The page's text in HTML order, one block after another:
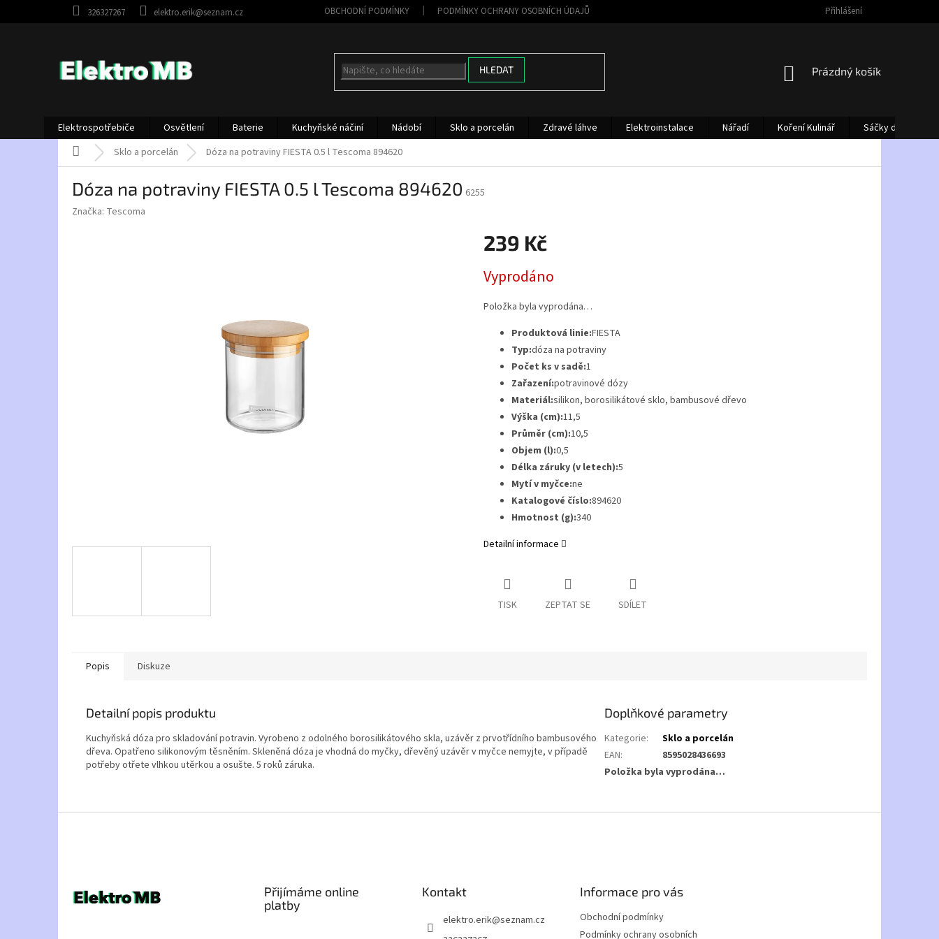
326327267 elektro.erik@seznam.cz OBCHODNÍ PODMÍNKY PODMÍNKY OCHRANY OSOBNÍCH ÚDAJŮ Přihlášení
HLEDAT
NÁKUPNÍ
Prázdný košík
Elektrospotřebiče Osvětlení Baterie Kuchyňské náčiní Nádobí Sklo a porcelán Zdravé láhve Elektroinstalace Nářadí Koření Kulinář
Sáčky do
Domů
Sklo a porcelán Dóza na potraviny FIESTA 0.5 l Tescoma 894620
Dóza na potraviny FIESTA 0.5 l Tescoma 894620 6255
Značka: Tescoma
239 Kč
cena:
Vyprodáno
Položka byla vyprodána…
Produktová linie:FIESTA
Typ:dóza na potraviny
Počet ks v sadě:1
Zařazení:potravinové dózy
Materiál:silikon, borosilikátové sklo, bambusové dřevo
Výška (cm):11,5
Průměr (cm):10,5
Objem (l):0,5
Délka záruky (v letech):5
Mytí v myčce:ne
Katalogové číslo:894620
Hmotnost (g):340
Detailní informace
TISK ZEPTAT SE SDÍLET
Popis Diskuze
Detailní popis produktu
Kuchyňská dóza pro skladování potravin. Vyrobeno z odolného borosilikátového skla, uzávěr z prvotřídního bambusového
dřeva. Opatřeno silikonovým těsněním. Skleněná dóza je vhodná do myčky, dřevěný uzávěr v myčce nemyjte, v případě
potřeby otřete vlhkou utěrkou a osušte. 5 roků záruka.
Doplňkové parametry
Kategorie:
Sklo a porcelán
EAN:
8595028436693
Položka byla vyprodána…
Přijímáme online
platby
Kontakt
elektro.erik@seznam.cz
Informace pro vás
Obchodní podmínky
Podmínky ochrany osobních